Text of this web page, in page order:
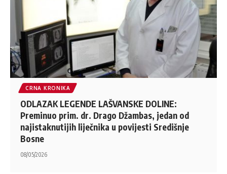
CRNA KRONIKA
ODLAZAK LEGENDE LAŠVANSKE DOLINE:
Preminuo prim. dr. Drago Džambas, jedan od
najistaknutijih liječnika u povijesti Središnje
Bosne
08/05/2026